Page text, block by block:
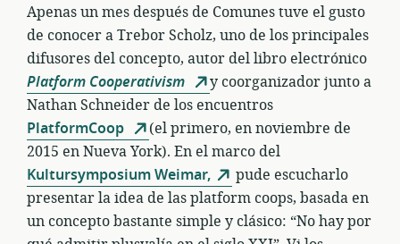
Apenas un mes después de Comunes tuve el gusto
de conocer a Trebor Scholz, uno de los principales
difusores del concepto, autor del libro electrónico
Platform Cooperativism
y coorganizador junto a
Nathan Schneider de los encuentros
PlatformCoop
(el primero, en noviembre de
2015 en Nueva York). En el marco del
Kultursymposium Weimar,
pude escucharlo
presentar la idea de las platform coops, basada en
un concepto bastante simple y clásico: “No hay por